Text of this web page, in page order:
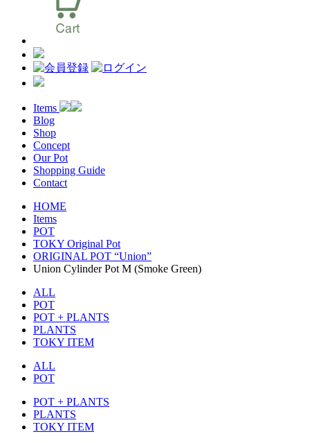
Items
Blog
Shop
Concept
Our Pot
Shopping Guide
Contact
HOME
Items
POT
TOKY Original Pot
ORIGINAL POT “Union”
Union Cylinder Pot M (Smoke Green)
ALL
POT
POT + PLANTS
PLANTS
TOKY ITEM
ALL
POT
POT + PLANTS
PLANTS
TOKY ITEM